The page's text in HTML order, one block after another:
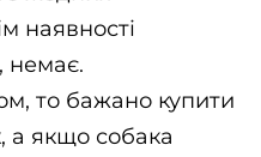
наявності
немає.
то бажано купити
а якщо собака